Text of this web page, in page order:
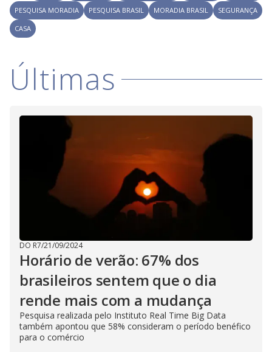
PESQUISA MORADIA
PESQUISA BRASIL MORADIA BRASIL
SEGURANÇA
CASA
Últimas
DO R7/21/09/2024
Horário de verão: 67% dos
brasileiros sentem que o dia
rende mais com a mudança
Pesquisa realizada pelo Instituto Real Time Big Data
também apontou que 58% consideram o período benéfico
para o comércio